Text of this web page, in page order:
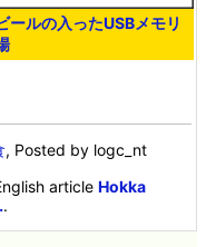
ールの入ったUSBメモリ
, Posted by logc_nt
articleHokka
.